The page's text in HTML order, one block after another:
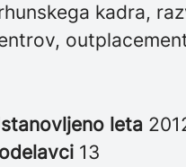
kadra,
leta
13